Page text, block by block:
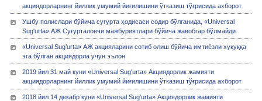
акциядорларнинг йиллик умумий йиғилишини ўтказиш тўғрисида ахборот
Ушбу полислари бўйича суғурта ҳодисаси содир бўлганида, «Universal
Sug'urta» АЖ Суғурталовчи мажбуриятлари бўйича жавобгар бўлмайди
«Universal Sug’urta» АЖ акцияларини сотиб олиш бўйича имтиёзли хуқуққа
эга бўлган акциядорла учун эълон
2019 йил 31 май куни «Universal Sug'urta» Акциядорлик жамияти
акциядорларнинг йиллик умумий йиғилишини ўтказиш тўғрисида ахборот
2018 йил 14 декабр куни «Universal Sug'urta» Акциядорлик жамияти